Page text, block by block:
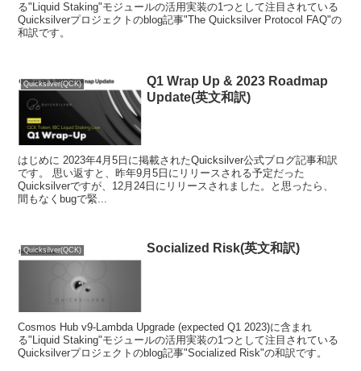
る"Liquid Staking"モジュールの活用実装の1つとして注目されている
Quicksilverプロジェクトのblog記事"The Quicksilver Protocol FAQ"の
和訳です。
Quicksilver(QCK)
Q1 Wrap Up & 2023 Roadmap
Update(英文和訳)
はじめに 2023年4月5日に掲載されたQuicksilver公式ブログ記事和訳
です。 思い返すと、昨年9月5日にリリースされる予定だった
Quicksilverですが、12月24日にリリースされました。と思ったら、
間もなくbugで緊...
Quicksilver(QCK) Socialized Risk(英文和訳)
Cosmos Hub v9-Lambda Upgrade (expected Q1 2023)に含まれ
る"Liquid Staking"モジュールの活用実装の1つとして注目されている
Quicksilverプロジェクトのblog記事"Socialized Risk"の和訳です。